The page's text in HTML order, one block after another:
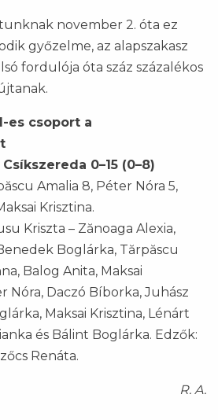
november 2. óta ez
győzelme, az alapszakasz
fordulója óta száz százalékos
es csoport a
0–15 (0–8)
Amalia 8, Péter Nóra 5,
Krisztina.
Kriszta – Zănoaga Alexia,
Boglárka, Tărpăscu
Balog Anita, Maksai
Nóra, Daczó Bíborka, Juhász
Maksai Krisztina, Lénárt
és Bálint Boglárka. Edzők:
Renáta.
R. A.